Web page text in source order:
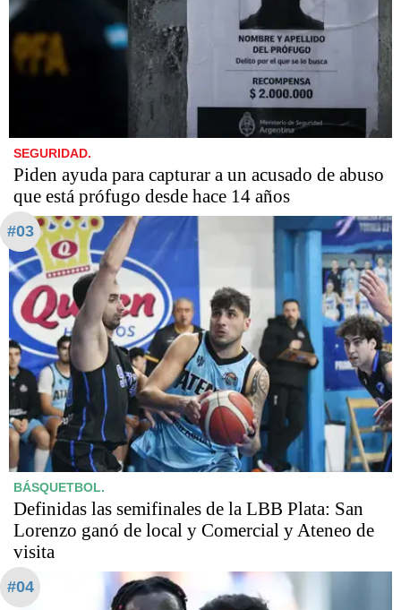
SEGURIDAD.
Piden ayuda para capturar a un acusado de abuso
que está prófugo desde hace 14 años
#03
BÁSQUETBOL.
Definidas las semifinales de la LBB Plata: San
Lorenzo ganó de local y Comercial y Ateneo de
visita
#04